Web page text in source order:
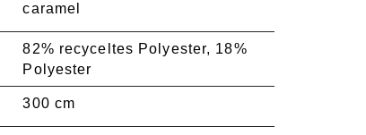
caramel
82% recyceltes Polyester, 18%
Polyester
300 cm